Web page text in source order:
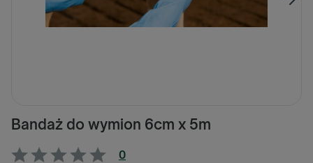
Bandaż do wymion 6cm x 5m
0